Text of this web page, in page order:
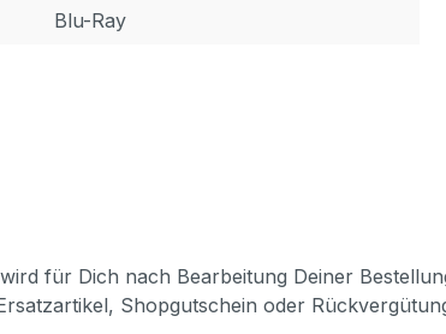
Blu-Ray
für Dich nach Bearbeitung Deiner
Shopgutschein oder